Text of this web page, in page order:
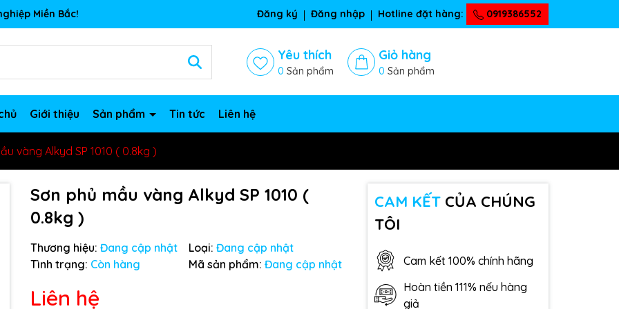
Miền Bắc! Đăng ký Đăng nhập Hotline đặt hàng: 0919386552
Yêu thích
0 Sản phẩm
Giỏ hàng
0 Sản phẩm
Giới thiệu Sản phẩm Tin tức Liên hệ
vàng Alkyd SP 1010 ( 0.8kg )
Sơn phủ mầu vàng Alkyd SP 1010 (
0.8kg )
Thương hiệu: Đang cập nhật Loại: Đang cập nhật
Tình trạng: Còn hàng Mã sản phẩm: Đang cập nhật
Liên hệ
CAM KẾTCỦA CHÚNG
TÔI
Cam kết 100% chính hãng
Hoàn tiền 111% nếu hàng
giả